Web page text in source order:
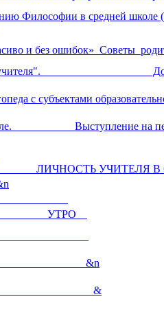
Философии в средней школе
и без ошибок» Советы
учителя". Дорогой
с субъектами
школе. Выступление на
ЛИЧНОСТЬ УЧИТЕЛЯ
УТРО
семье
у детей &n
&